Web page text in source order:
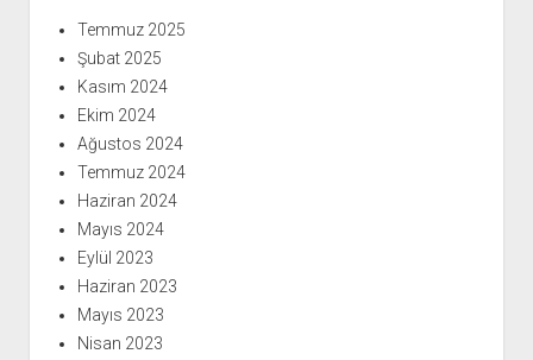
Temmuz 2025
Şubat 2025
Kasım 2024
Ekim 2024
Ağustos 2024
Temmuz 2024
Haziran 2024
Mayıs 2024
Eylül 2023
Haziran 2023
Mayıs 2023
Nisan 2023